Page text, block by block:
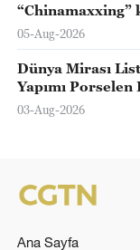
“Chinamaxxing”
05-Aug-2026
Dünya Mirası
Yapımı
03-Aug-2026
Ana Sayfa